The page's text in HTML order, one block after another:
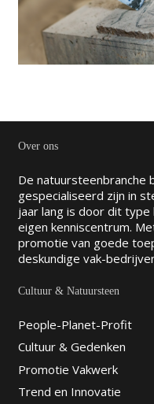
Over ons
De natuursteenbranche
gespecialiseerd zijn in
jaar lang is door dit
eigen kenniscentrum.
promotie van goede
deskundige vak-
Cultuur & Natuursteen
People-Planet-Profit
Cultuur & Gedenken
Promotie Vakwerk
Trend en Innovatie